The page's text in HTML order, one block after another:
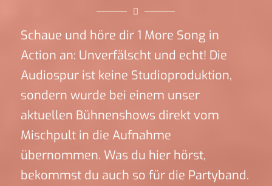
Schaue und höre dir 1 More Song in
Action an: Unverfälscht und echt! Die
Audiospur ist keine Studioproduktion,
sondern wurde bei einem unser
aktuellen Bühnenshows direkt vom
Mischpult in die Aufnahme
übernommen. Was du hier hörst,
bekommst du auch so für die Partyband.